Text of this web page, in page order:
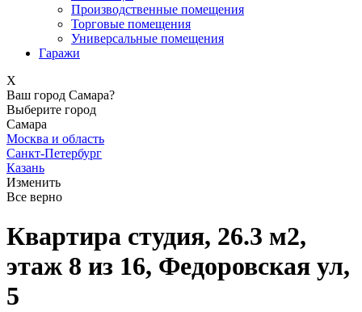
Производственные помещения
Торговые помещения
Универсальные помещения
Гаражи
X
Ваш город Самара?
Выберите город
Самара
Москва и область
Санкт-Петербург
Казань
Изменить
Все верно
Квартира студия, 26.3 м2,
этаж 8 из 16, Федоровская ул,
5